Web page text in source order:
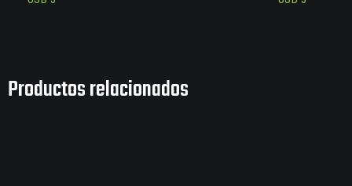
Productos relacionados